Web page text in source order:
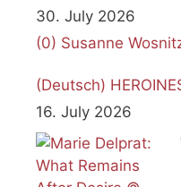
30. July 2026
(0) Susanne
(Deutsch)
16. July 2026